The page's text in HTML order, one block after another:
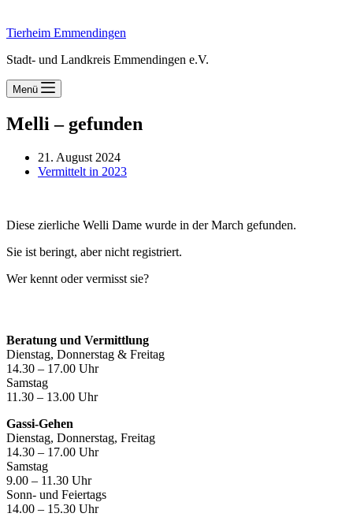
Tierheim Emmendingen
Stadt- und Landkreis Emmendingen e.V.
Menü
Melli – gefunden
21. August 2024
Vermittelt in 2023
Diese zierliche Welli Dame wurde in der March gefunden.
Sie ist beringt, aber nicht registriert.
Wer kennt oder vermisst sie?
Beratung und Vermittlung
Dienstag, Donnerstag & Freitag
14.30 – 17.00 Uhr
Samstag
11.30 – 13.00 Uhr
Gassi-Gehen
Dienstag, Donnerstag, Freitag
14.30 – 17.00 Uhr
Samstag
9.00 – 11.30 Uhr
Sonn- und Feiertags
14.00 – 15.30 Uhr